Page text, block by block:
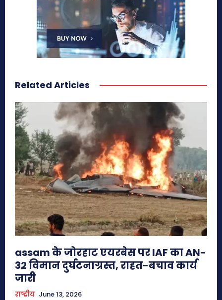
Related Articles
assam के जोरहाट एयरबेस पर IAF का AN-
32 विमान दुर्घटनाग्रस्त, राहत-बचाव कार्य
जारी
राष्ट्रीय June 13, 2026